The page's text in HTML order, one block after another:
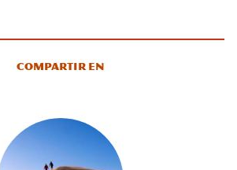
Compartir en